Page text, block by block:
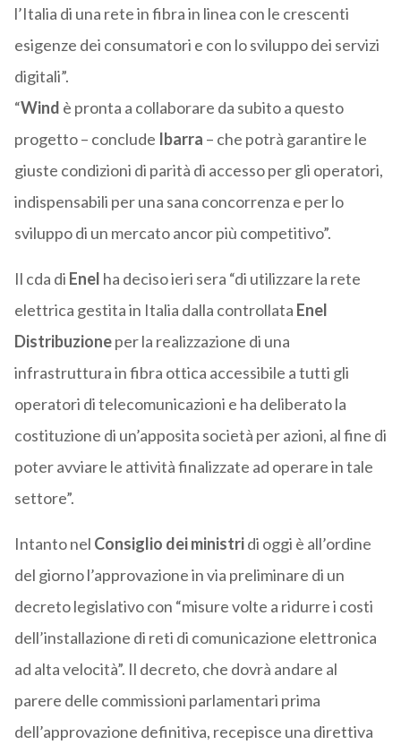
l’Italia di una rete in fibra in linea con le crescenti
esigenze dei consumatori e con lo sviluppo dei servizi
digitali”.
“Wind è pronta a collaborare da subito a questo
progetto – conclude Ibarra – che potrà garantire le
giuste condizioni di parità di accesso per gli operatori,
indispensabili per una sana concorrenza e per lo
sviluppo di un mercato ancor più competitivo”.
Il cda di Enel ha deciso ieri sera “di utilizzare la rete
elettrica gestita in Italia dalla controllata Enel
Distribuzioneper la realizzazione di una
infrastruttura in fibra ottica accessibile a tutti gli
operatori di telecomunicazioni e ha deliberato la
costituzione di un’apposita società per azioni, al fine di
poter avviare le attività finalizzate ad operare in tale
settore”.
Intanto nel Consiglio deiministridi oggi è all’ordine
del giorno l’approvazione in via preliminare di un
decreto legislativo con “misure volte a ridurre i costi
dell’installazione di reti di comunicazione elettronica
ad alta velocità”. Il decreto, che dovrà andare al
parere delle commissioni parlamentari prima
dell’approvazione definitiva, recepisce una direttiva